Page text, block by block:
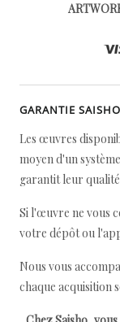
GARANTIE SAISHO
Les œuvres
moyen d'un
garantit leur
Si l'œuvre ne vous
votre dépôt ou
Nous vous
chaque acquisition